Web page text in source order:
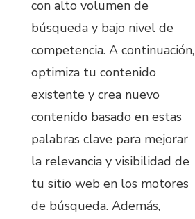
con alto volumen de
búsqueda y bajo nivel de
competencia. A continuación,
optimiza tu contenido
existente y crea nuevo
contenido basado en estas
palabras clave para mejorar
la relevancia y visibilidad de
tu sitio web en los motores
de búsqueda. Además,